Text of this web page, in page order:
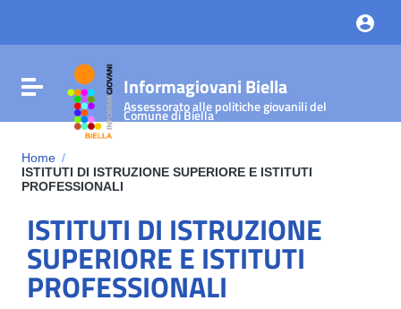
Attiva / disattiva la navigazione
Informagiovani Biella
Assessorato alle politiche giovanili del
Comune di Biella
Home /
ISTITUTI DI ISTRUZIONE SUPERIORE E ISTITUTI
PROFESSIONALI
ISTITUTI DI ISTRUZIONE
SUPERIORE E ISTITUTI
PROFESSIONALI